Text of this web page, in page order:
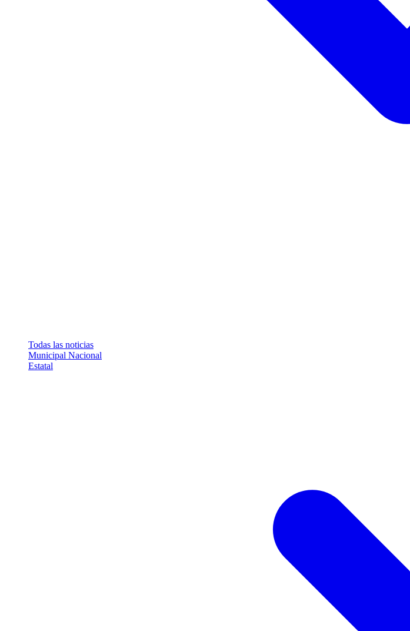
Todas las noticias
Municipal Nacional
Estatal